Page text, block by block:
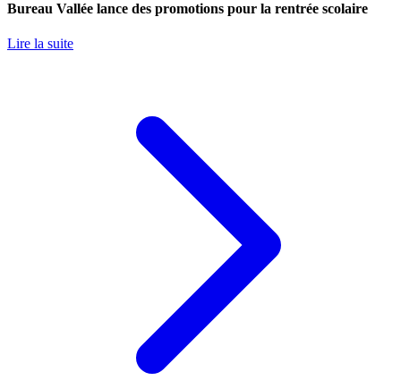
Bureau Vallée lance des promotions pour la rentrée scolaire
Lire la suite